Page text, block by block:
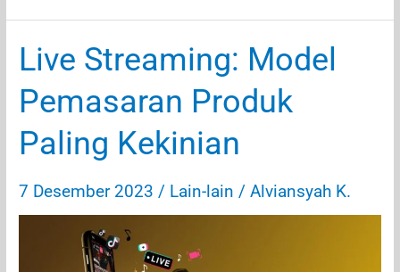
200
dan
Mengatasinya
iBooming
Live Streaming: Model
Pemasaran Produk
Paling Kekinian
7 Desember 2023/ Lain-lain /Alviansyah K.